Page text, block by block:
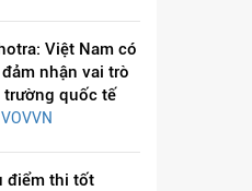
Việt Nam có
nhận vai trò
trường quốc tế
VOVVN
điểm thi tốt